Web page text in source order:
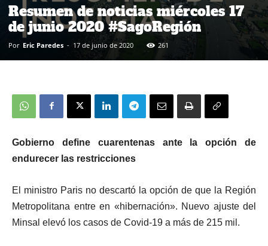
Resumen de noticias miércoles 17
de junio 2020 #SagoRegión
Por Eric Paredes - 17 de junio de 2020 261
Gobierno define cuarentenas ante la opción de
endurecer las restricciones
El ministro Paris no descartó la opción de que la Región
Metropolitana entre en «hibernación». Nuevo ajuste del
Minsal elevó los casos de Covid-19 a más de 215 mil.